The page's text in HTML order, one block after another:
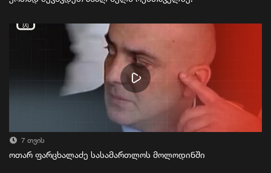
7 თვის
ოთარ ფარცხალაძე სასამართლოს მოლოდინში